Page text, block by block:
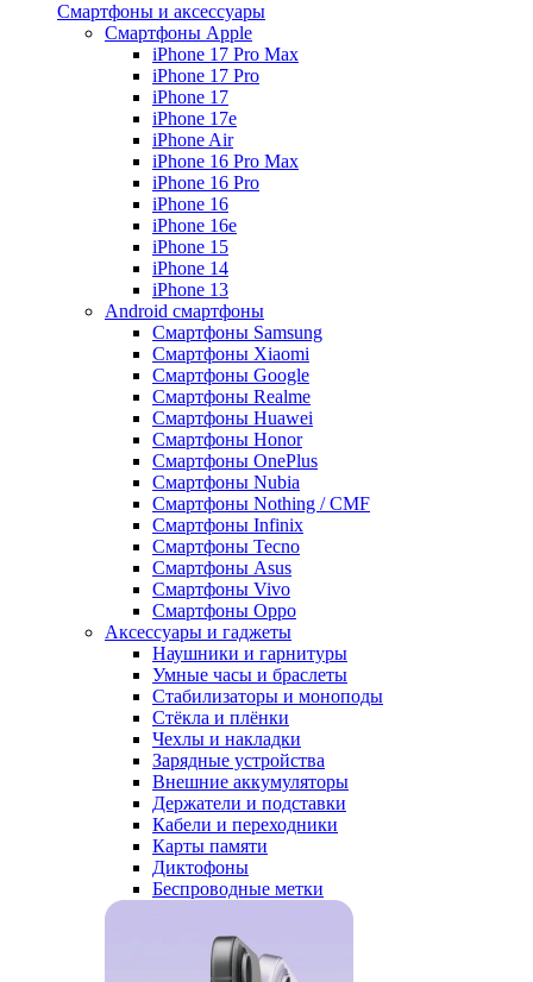
Смартфоны и аксессуары
Смартфоны Apple
iPhone 17 Pro Max
iPhone 17 Pro
iPhone 17
iPhone 17e
iPhone Air
iPhone 16 Pro Max
iPhone 16 Pro
iPhone 16
iPhone 16e
iPhone 15
iPhone 14
iPhone 13
Android cмартфоны
Смартфоны Samsung
Смартфоны Xiaomi
Смартфоны Google
Смартфоны Realme
Смартфоны Huawei
Смартфоны Honor
Смартфоны OnePlus
Смартфоны Nubia
Смартфоны Nothing / CMF
Смартфоны Infinix
Смартфоны Tecno
Смартфоны Asus
Смартфоны Vivo
Смартфоны Oppo
Аксессуары и гаджеты
Наушники и гарнитуры
Умные часы и браслеты
Стабилизаторы и моноподы
Стёкла и плёнки
Чехлы и накладки
Зарядные устройства
Внешние аккумуляторы
Держатели и подставки
Кабели и переходники
Карты памяти
Диктофоны
Беспроводные метки